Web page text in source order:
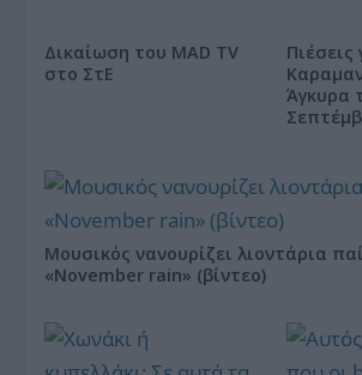
Δικαίωση του MAD TV
στο ΣτΕ
Άγκυρα
Μουσικός νανουρίζει λιοντάρια
«November rain» (βίντεο)